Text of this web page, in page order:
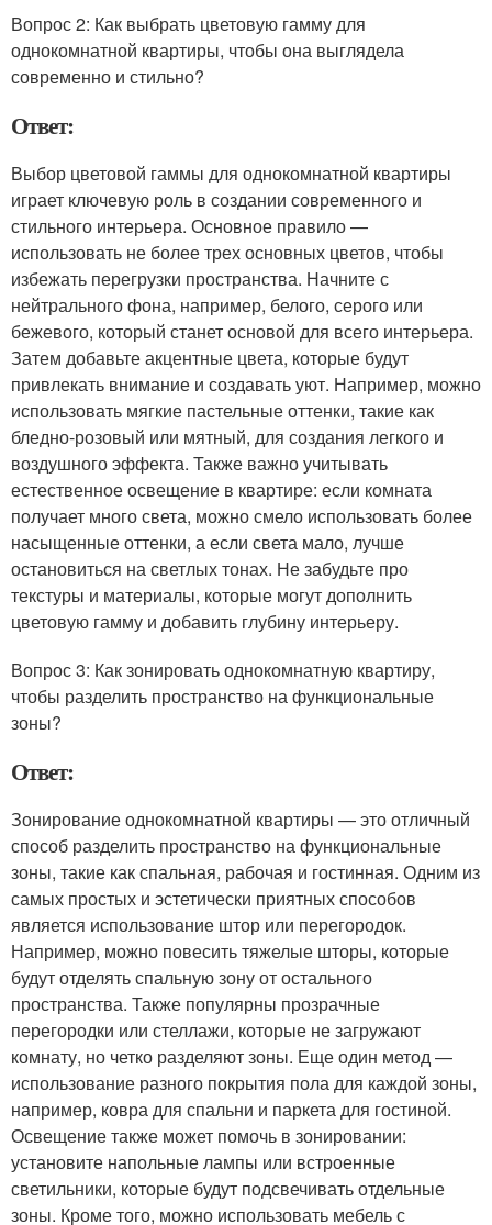
Вопрос 2: Как выбрать цветовую гамму для
однокомнатной квартиры, чтобы она выглядела
современно и стильно?
Ответ:
Выбор цветовой гаммы для однокомнатной квартиры
играет ключевую роль в создании современного и
стильного интерьера. Основное правило —
использовать не более трех основных цветов, чтобы
избежать перегрузки пространства. Начните с
нейтрального фона, например, белого, серого или
бежевого, который станет основой для всего интерьера.
Затем добавьте акцентные цвета, которые будут
привлекать внимание и создавать уют. Например, можно
использовать мягкие пастельные оттенки, такие как
бледно-розовый или мятный, для создания легкого и
воздушного эффекта. Также важно учитывать
естественное освещение в квартире: если комната
получает много света, можно смело использовать более
насыщенные оттенки, а если света мало, лучше
остановиться на светлых тонах. Не забудьте про
текстуры и материалы, которые могут дополнить
цветовую гамму и добавить глубину интерьеру.
Вопрос 3: Как зонировать однокомнатную квартиру,
чтобы разделить пространство на функциональные
зоны?
Ответ:
Зонирование однокомнатной квартиры — это отличный
способ разделить пространство на функциональные
зоны, такие как спальная, рабочая и гостинная. Одним из
самых простых и эстетически приятных способов
является использование штор или перегородок.
Например, можно повесить тяжелые шторы, которые
будут отделять спальную зону от остального
пространства. Также популярны прозрачные
перегородки или стеллажи, которые не загружают
комнату, но четко разделяют зоны. Еще один метод —
использование разного покрытия пола для каждой зоны,
например, ковра для спальни и паркета для гостиной.
Освещение также может помочь в зонировании:
установите напольные лампы или встроенные
светильники, которые будут подсвечивать отдельные
зоны. Кроме того, можно использовать мебель с